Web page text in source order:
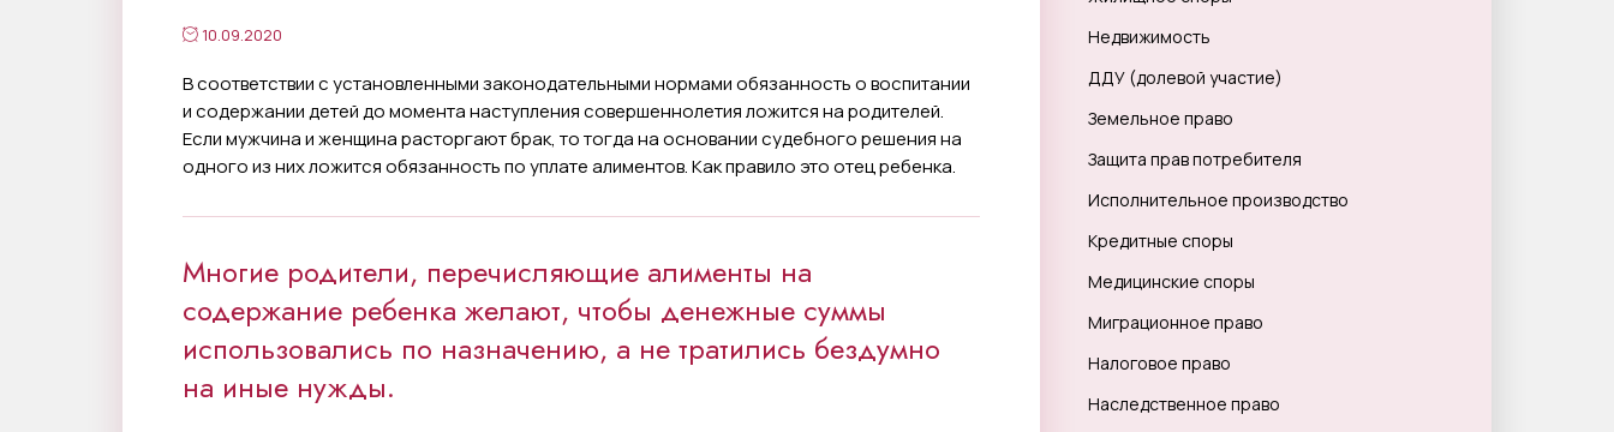
10.09.2020
В соответствии с установленными законодательными нормами обязанность о воспитании
и содержании детей до момента наступления совершеннолетия ложится на родителей.
Если мужчина и женщина расторгают брак, то тогда на основании судебного решения на
одного из них ложится обязанность по уплате алиментов. Как правило это отец ребенка.
Многие родители, перечисляющие алименты на
содержание ребенка желают, чтобы денежные суммы
использовались по назначению, а не тратились бездумно
на иные нужды.
Недвижимость
ДДУ (долевой участие)
Земельное право
Защита прав потребителя
Исполнительное производство
Кредитные споры
Медицинские споры
Миграционное право
Налоговое право
Наследственное право